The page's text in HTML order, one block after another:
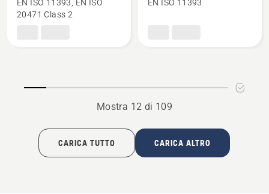
Pantalone
EN ISO 11393, EN ISO
20471 Class 2
Pantalone
EN ISO 11393
Mostra 12 di 109
CARICA TUTTO CARICA ALTRO